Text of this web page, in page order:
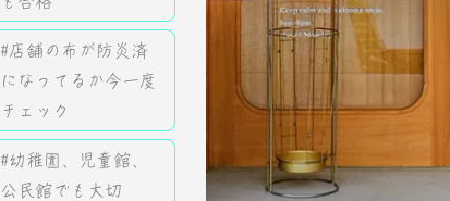
#店舗の布が防炎済
になってるか今一度
チェック
#幼稚園、児童館、
公民館でも大切